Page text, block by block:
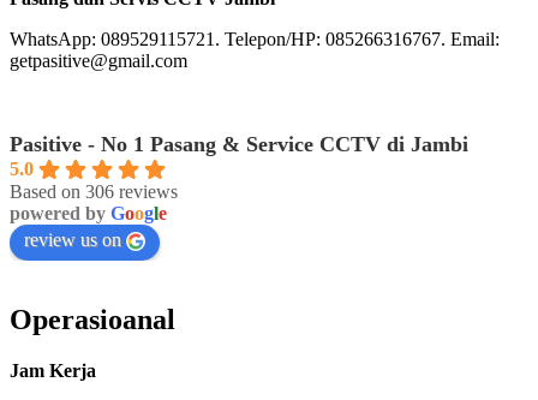
Jasa Pasang dan Servis CCTV di Jambi